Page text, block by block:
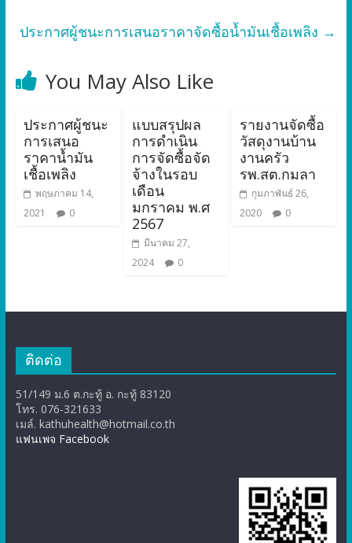
ประกาศผู้ชนะการเสนอราคาจัดซื้อน้ำมันเชื้อเพลิง →
You May Also Like
ประกาศผู้ชนะ
การเสนอ
ราคาน้ำมัน
เชื้อเพลิง
พฤษภาคม 14,
2021
0
แบบสรุปผล
การดำเนิน
การจัดซื้อจัด
จ้างในรอบ
เดือน
มกราคม พ.ศ
2567
มีนาคม 27,
2024
0
รายงานจัดซื้อ
วัสดุงานบ้าน
งานครัว
รพ.สต.กมลา
กุมภาพันธ์ 26,
2020
0
ติดต่อ
51/149 ม.6 ต.กะทู้ อ. กะทู้ 83120
โทร. 076-321633
เมล์. kathuhealth@hotmail.co.th
แฟนเพจ Facebook